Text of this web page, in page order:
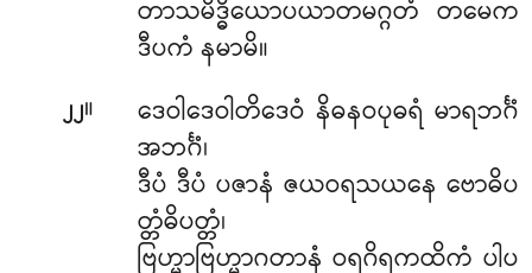
တာသမိဒ္ဓိယောပယာတမဂ္ဂတံ တမေက
ဒီပကံ နမာမိ။
၂၂။
ဒေဝါဒေဝါတိဒေဝံ နိဓနဝပုဓရံ မာရဘင်္ဂံ
အဘင်္ဂံ၊
ဒီပံ ဒီပံ ပဇာနံ ဇယဝရသယနေ ဗောဓိပ
တ္တံဓိပတ္တံ၊
ဗြဟ္မာဗြဟ္မာဂတာနံ ဝရဂိရကထိကံ ပါပ